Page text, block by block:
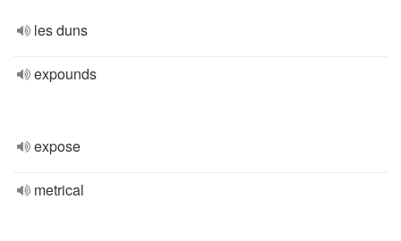
les duns
expounds
expose
metrical